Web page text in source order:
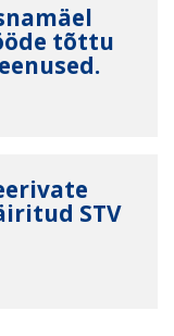
tõttu
STV